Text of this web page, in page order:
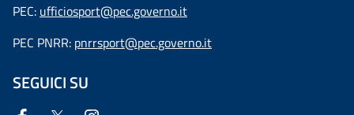
PEC: ufficiosport@pec.governo.it
PEC PNRR: pnrrsport@pec.governo.it
SEGUICI SU